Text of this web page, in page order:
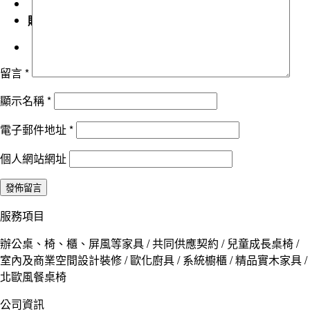
購物車
留言*
顯示名稱*
電子郵件地址*
個人網站網址
服務項目
辦公桌、椅、櫃、屏風等家具 / 共同供應契約 / 兒童成長桌椅 /
室內及商業空間設計裝修 / 歐化廚具 / 系統櫥櫃 / 精品實木家具 /
北歐風餐桌椅
公司資訊